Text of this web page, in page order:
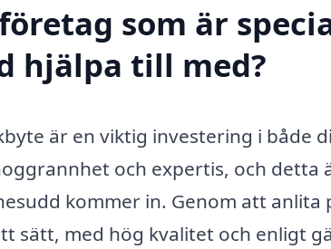
som är
hjälpa till med?
är en viktig investering i både
och expertis, och detta
kommer in. Genom att
sätt, med hög kvalitet och enligt